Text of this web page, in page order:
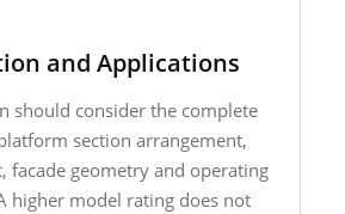
and Applications
should consider the complete
section arrangement,
facade geometry and operating
higher model rating does not